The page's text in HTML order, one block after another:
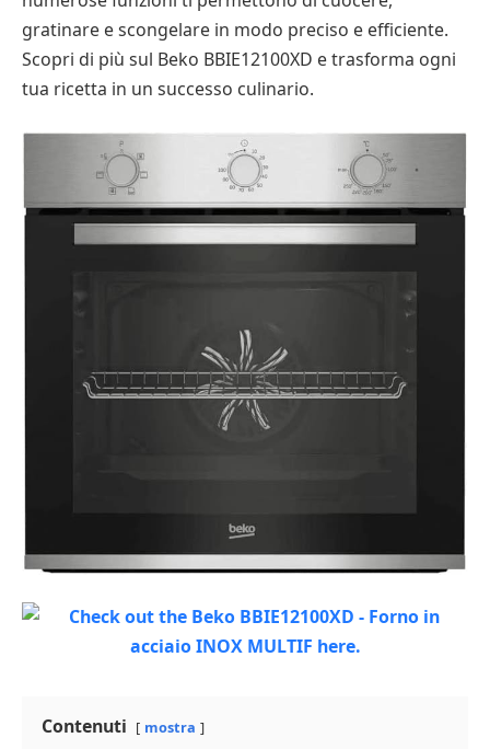
gratinare e scongelare in modo preciso e efficiente.
Scopri di più sul Beko BBIE12100XD e trasforma ogni
tua ricetta in un successo culinario.
Contenuti mostra